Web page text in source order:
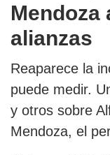
Mendoza
alianzas
Reaparece la
puede medir.
y otros sobre
Mendoza, el